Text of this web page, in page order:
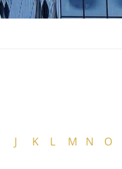
J K L M N O